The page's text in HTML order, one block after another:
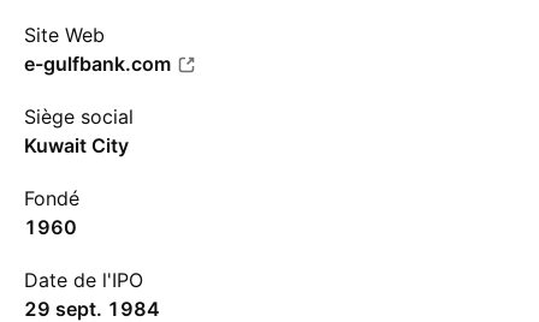
Site Web
e-gulfbank.com
Siège social
Kuwait City
Fondé
1960
Date de l'IPO
29 sept. 1984